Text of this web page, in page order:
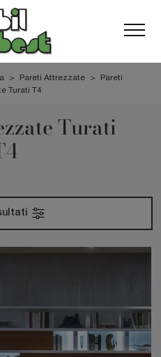
> Pareti Attrezzate >
Pareti
Turati T4
Turati